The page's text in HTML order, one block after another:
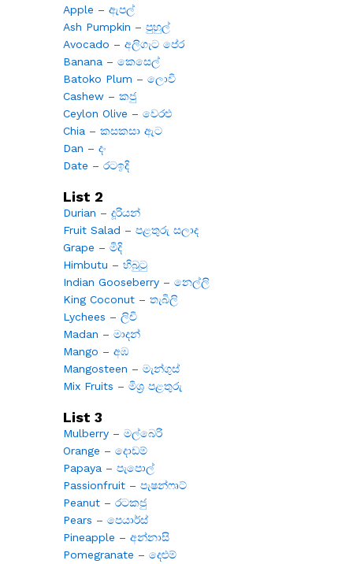
Apple – ඇපල්
Ash Pumpkin – පුහුල්
Avocado – අලිගැට පේර
Banana – කෙසෙල්
Batoko Plum – ලොවි
Cashew – කජු
Ceylon Olive – වෙරළු
Chia – කසකසා ඇට
Dan – දං
Date – රටඉදි
List 2
Durian – දූරියන්
Fruit Salad – පළතුරු සලාද
Grape – මිදි
Himbutu – හිබුටු
Indian Gooseberry – නෙල්ලි
King Coconut – තැබිලි
Lychees – ලිචි
Madan – මාදන්
Mango – අඹ
Mangosteen – මැන්ගුස්
Mix Fruits – මිශ්‍ර පළතුරු
List 3
Mulberry – මල්බෙරි
Orange – දොඩම්
Papaya – පැපොල්
Passionfruit – පැෂන්ෆෘට්
Peanut – රටකජු
Pears – පෙයාර්ස්
Pineapple – අන්නාසි
Pomegranate – දෙළුම්